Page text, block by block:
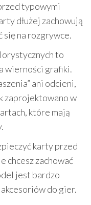
typowymi
dłużej zachowują
się na rozgrywce.
to
wierności grafiki.
ani odcieni,
zaprojektowano w
które mają
karty przed
chcesz zachować
jest bardzo
do gier.